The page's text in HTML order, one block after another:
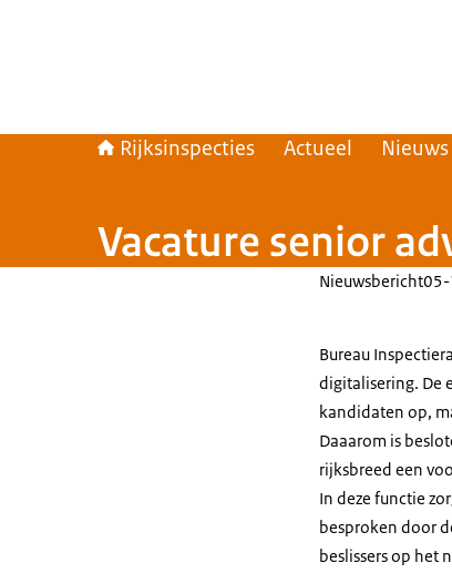
Rijksinspecties Actueel Nieuws
Vacature senior
Nieuwsbericht
Bureau
digitalisering. De
kandidaten op,
Daaarom is
rijksbreed een
In deze functie
besproken door
beslissers op het